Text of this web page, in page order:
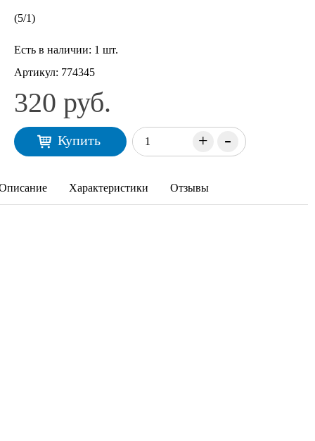
(5/1)
Есть в наличии: 1 шт.
Артикул: 774345
320 руб.
+ -
Купить
Характеристики Отзывы